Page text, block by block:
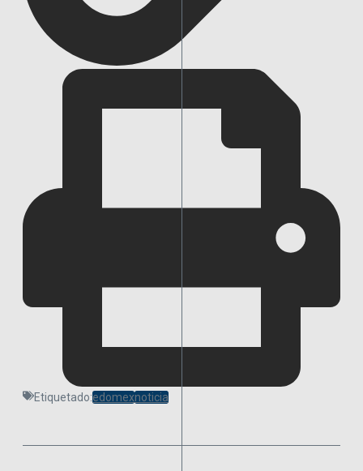
Etiquetado:edomexnoticia